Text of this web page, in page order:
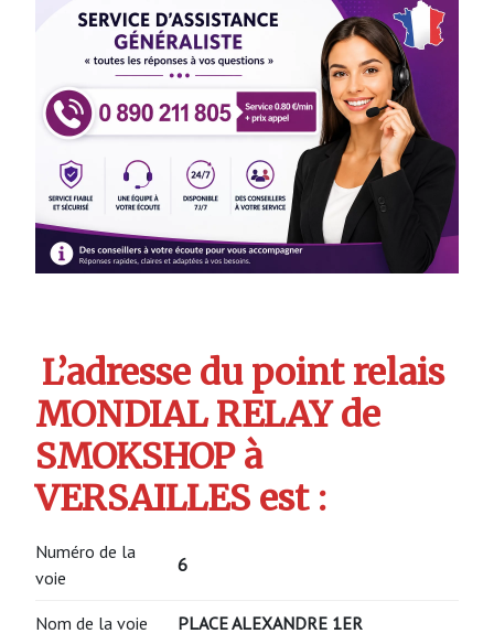
L’adresse du point relais
MONDIAL RELAY de
SMOKSHOP à
VERSAILLES est :
Numéro de la
voie
6
Nom de la voie PLACE ALEXANDRE 1ER